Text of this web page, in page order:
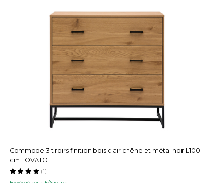
Commode 3 tiroirs finition bois clair chêne et métal noir L100
cm LOVATO
(1)